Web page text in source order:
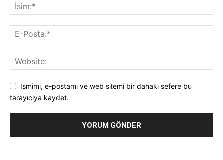
Ismimi, e-postamı ve web sitemi bir dahaki sefere bu
tarayıcıya kaydet.